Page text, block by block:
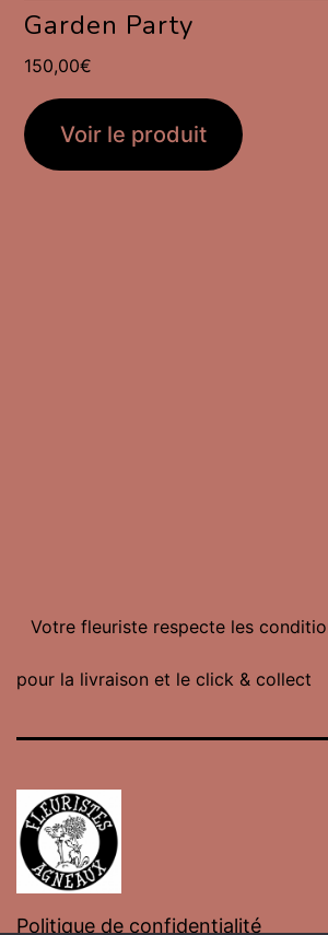
Garden Party
150,00€
Voir le produit
Votre fleuriste respecte les
pour la livraison et le click & collect
Politique de confidentialité